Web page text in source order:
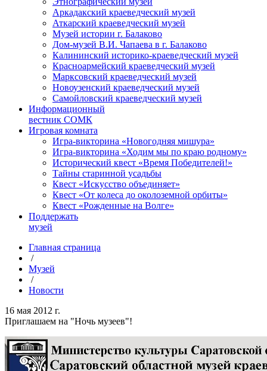
Аркадакский краеведческий музей
Аткарский краеведческий музей
Музей истории г. Балаково
Дом-музей В.И. Чапаева в г. Балаково
Калининский историко-краеведческий музей
Красноармейский краеведческий музей
Марксовский краеведческий музей
Новоузенский краеведческий музей
Самойловский краеведческий музей
Информационный
вестник СОМК
Игровая комната
Игра-викторина «Новогодняя мишура»
Игра-викторина «Ходим мы по краю родному»
Исторический квест «Время Победителей!»
Тайны старинной усадьбы
Квест «Искусство объединяет»
Квест «От колеса до околоземной орбиты»
Квест «Рожденные на Волге»
Поддержать
музей
Главная страница
/
Музей
/
Новости
16 мая 2012 г.
Приглашаем на "Ночь музеев"!